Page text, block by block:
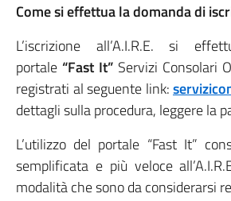
Come si effettua la domanda di
L’iscrizione all’A.I.R.E. si
portale “Fast It” Servizi Consolari
registrati al seguente link:
dettagli sulla procedura, leggere la
L’utilizzo del portale “Fast It”
semplificata e più veloce
modalità che sono da considerarsi